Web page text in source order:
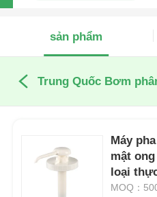
sản phẩm
Trung Quốc Bơm
Máy
mật
loại
MOQ：